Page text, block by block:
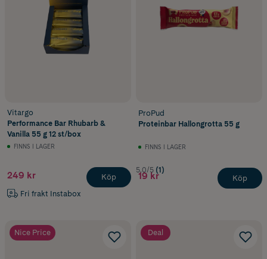
Vitargo
Performance Bar Rhubarb &
Vanilla 55 g 12 st/box
FINNS I LAGER
249 kr
Fri frakt Instabox
Köp
ProPud
Proteinbar Hallongrotta 55 g
FINNS I LAGER
5.0/5 (1)
19 kr Köp
Nice Price Deal